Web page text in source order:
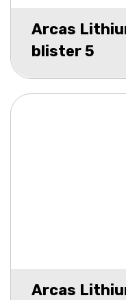
Arcas
blister 5
Arcas